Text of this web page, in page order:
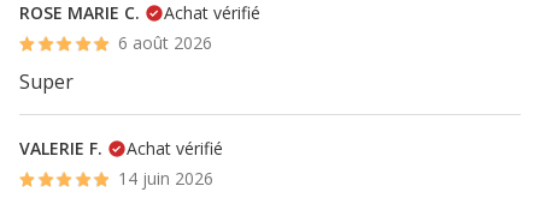
ROSE MARIE C.
Achat vérifié
6 août 2026
Super
VALERIE F.
Achat vérifié
14 juin 2026